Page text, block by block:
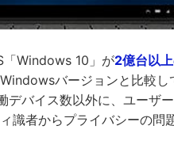
Windows 10」が2億台以
バージョンと比較
バイス数以外に、ユーザ
識者からプライバシーの問